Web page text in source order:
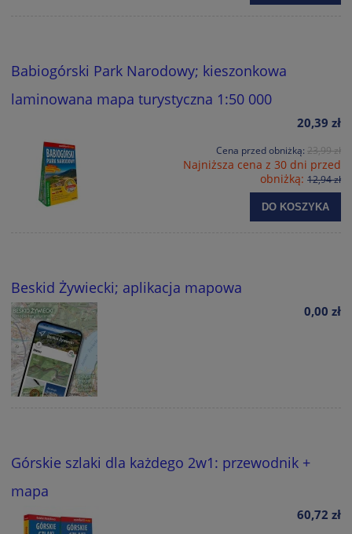
Babiogórski Park Narodowy; kieszonkowa
laminowana mapa turystyczna 1:50 000
20,39 zł
Cena przed obniżką: 23,99 zł
Najniższa cena z 30 dni przed
obniżką: 12,94 zł
DO KOSZYKA
Beskid Żywiecki; aplikacja mapowa
0,00 zł
Górskie szlaki dla każdego 2w1: przewodnik +
mapa
60,72 zł